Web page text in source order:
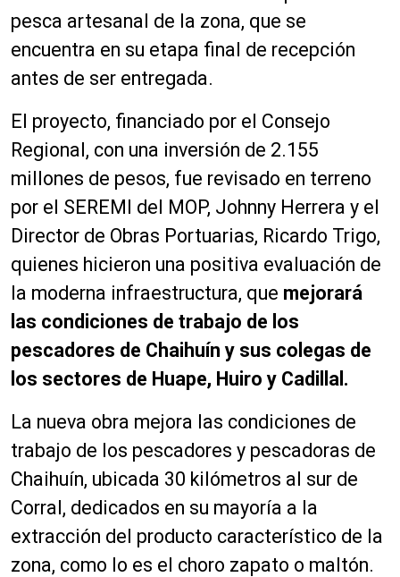
pesca artesanal de la zona, que se
encuentra en su etapa final de recepción
antes de ser entregada.
El proyecto, financiado por el Consejo
Regional, con una inversión de 2.155
millones de pesos, fue revisado en terreno
por el SEREMI del MOP, Johnny Herrera y el
Director de Obras Portuarias, Ricardo Trigo,
quienes hicieron una positiva evaluación de
la moderna infraestructura, que mejorará
las condiciones de trabajo de los
pescadores de Chaihuín y sus colegas de
los sectores de Huape, Huiro y Cadillal.
La nueva obra mejora las condiciones de
trabajo de los pescadores y pescadoras de
Chaihuín, ubicada 30 kilómetros al sur de
Corral, dedicados en su mayoría a la
extracción del producto característico de la
zona, como lo es el choro zapato o maltón.